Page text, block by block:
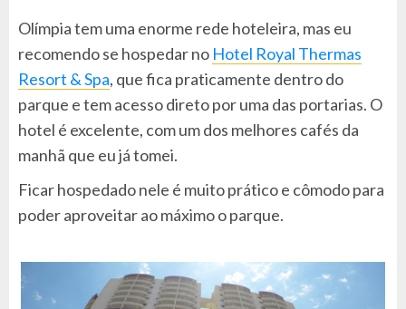
Olímpia tem uma enorme rede hoteleira, mas eu
recomendo se hospedar no Hotel Royal Thermas
Resort & Spa, que fica praticamente dentro do
parque e tem acesso direto por uma das portarias. O
hotel é excelente, com um dos melhores cafés da
manhã que eu já tomei.
Ficar hospedado nele é muito prático e cômodo para
poder aproveitar ao máximo o parque.